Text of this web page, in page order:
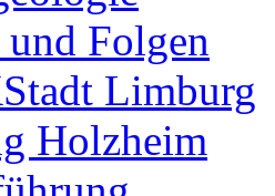
Folgen
Limburg
Holzheim